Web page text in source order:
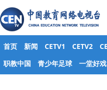
首页 新闻 CETV1 CETV2
职教中国
青少年足球 一堂好戏